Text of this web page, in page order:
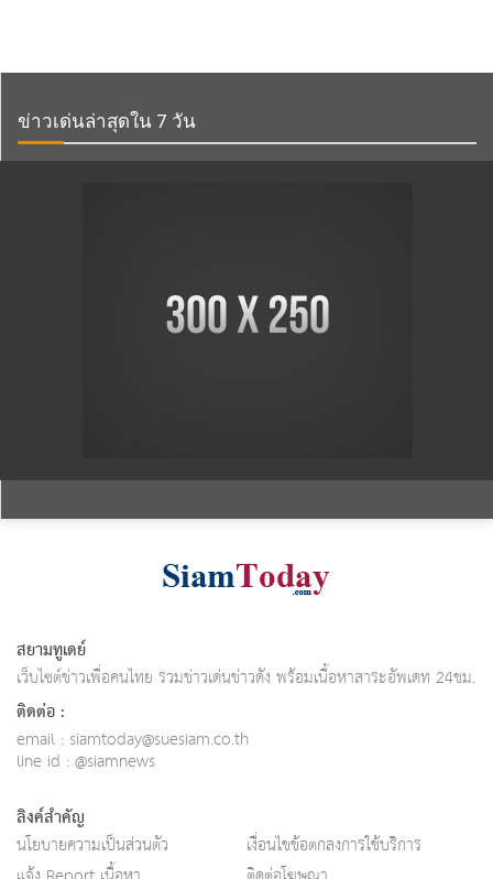
ข่าวเด่นล่าสุดใน 7 วัน
สยามทูเดย์
เว็บไซต์ข่าวเพื่อคนไทย รวมข่าวเด่นข่าวดัง พร้อมเนื้อหาสาระอัพเดท 24ชม.
ติดต่อ :
email : siamtoday@suesiam.co.th
line id : @siamnews
ลิงค์สำคัญ
นโยบายความเป็นส่วนตัว
เงื่อนไขข้อตกลงการใช้บริการ